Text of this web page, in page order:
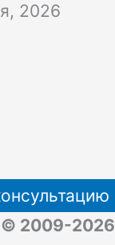
2026
© 2009-2026